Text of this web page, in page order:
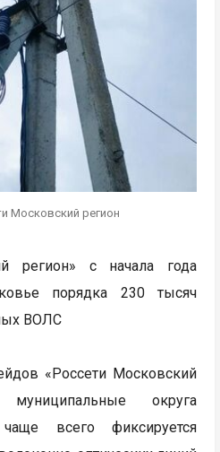
Московский регион
регион» с начала года
порядка 230 тысяч
ВОЛС
«Россети Московский
округа
всего фиксируется